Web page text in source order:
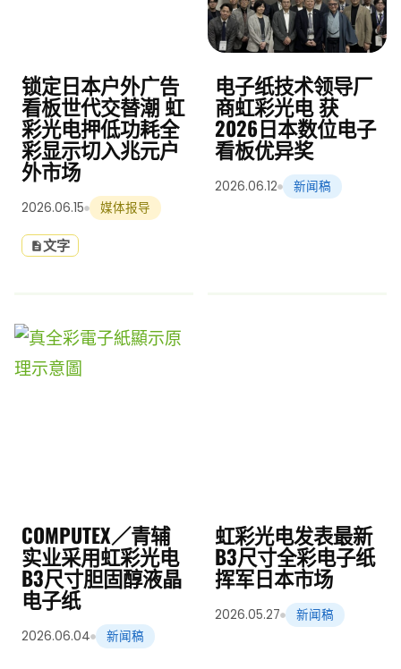
锁定日本户外广告
看板世代交替潮 虹
彩光电押低功耗全
彩显示切入兆元户
外市场
2026.06.15 媒体报导
文字
电子纸技术领导厂
商虹彩光电 获
2026日本数位电子
看板优异奖
2026.06.12 新闻稿
COMPUTEX／青辅
实业采用虹彩光电
B3尺寸胆固醇液晶
电子纸
2026.06.04 新闻稿
虹彩光电发表最新
B3尺寸全彩电子纸
挥军日本市场
2026.05.27 新闻稿